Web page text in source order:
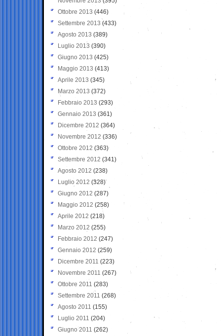
Ottobre 2013 (446)
Settembre 2013 (433)
Agosto 2013 (389)
Luglio 2013 (390)
Giugno 2013 (425)
Maggio 2013 (413)
Aprile 2013 (345)
Marzo 2013 (372)
Febbraio 2013 (293)
Gennaio 2013 (361)
Dicembre 2012 (364)
Novembre 2012 (336)
Ottobre 2012 (363)
Settembre 2012 (341)
Agosto 2012 (238)
Luglio 2012 (328)
Giugno 2012 (287)
Maggio 2012 (258)
Aprile 2012 (218)
Marzo 2012 (255)
Febbraio 2012 (247)
Gennaio 2012 (259)
Dicembre 2011 (223)
Novembre 2011 (267)
Ottobre 2011 (283)
Settembre 2011 (268)
Agosto 2011 (155)
Luglio 2011 (204)
Giugno 2011 (262)